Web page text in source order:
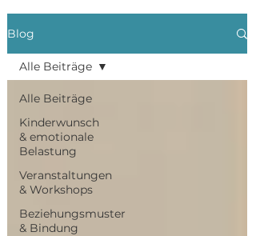
Blog
Alle Beiträge
Kinderwunsch
& emotionale
Belastung
Veranstaltungen
& Workshops
Beziehungsmuster
& Bindung
Alle Beiträge